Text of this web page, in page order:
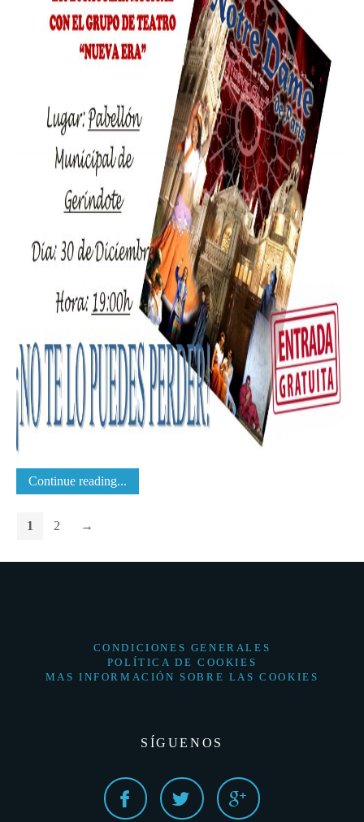
Continue reading...
1 2 →
CONDICIONES GENERALES
POLÍTICA DE COOKIES
MAS INFORMACIÓN SOBRE LAS COOKIES
SÍGUENOS